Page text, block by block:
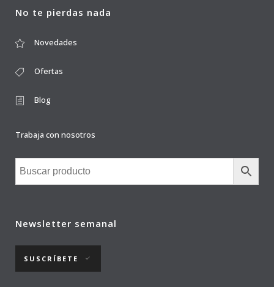
No te pierdas nada
Novedades
Ofertas
Blog
Trabaja con nosotros
Newsletter semanal
SUSCRÍBETE